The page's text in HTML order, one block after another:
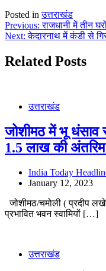
Posted inउत्तराखंड
Post
navigation
Previous: राजधानी में तीन
Next: केदारनाथ में कंडी से
Related Posts
उत्तराखंड
जोशीमठ में भू धंसाव
1.5 लाख की
India Today
January 12, 2023
जोशीमठ/चमोली ( प्रदीप
प्रभावित भवन स्वामियों […]
उत्तराखंड